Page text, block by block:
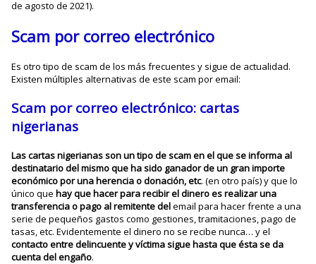
de agosto de 2021).
Scam por correo electrónico
Es otro tipo de scam de los más frecuentes y sigue de actualidad.
Existen múltiples alternativas de este scam por email:
Scam por correo electrónico: cartas
nigerianas
Las cartas nigerianas son un tipo de scam en el que se informa al
destinatariodel mismo que ha sido ganador de un gran importe
económico por una herencia o donación, etc. (en otro país) y que lo
único quehay que hacer para recibir el dinero es realizar una
transferencia o pago al remitente delemail para hacer frente a una
serie de pequeños gastos como gestiones, tramitaciones, pago de
tasas, etc. Evidentemente el dinero no se recibe nunca… y el
contacto entre delincuente y víctima sigue hasta que ésta se da
cuenta del engaño.